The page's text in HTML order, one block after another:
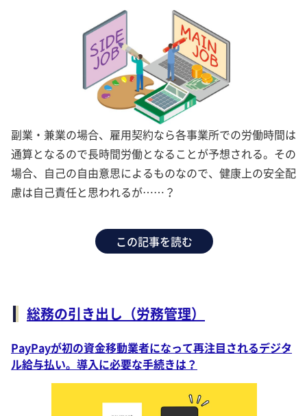
副業・兼業の場合、雇用契約なら各事業所での労働時間は
通算となるので長時間労働となることが予想される。その
場合、自己の自由意思によるものなので、健康上の安全配
慮は自己責任と思われるが……？
この記事を読む
総務の引き出し（労務管理）
PayPayが初の資金移動業者になって再注目されるデジタ
ル給与払い。導入に必要な手続きは？